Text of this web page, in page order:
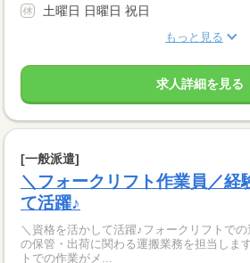
土曜日 日曜日 祝日
もっと見る
求人詳細を見る
[一般派遣]
＼フォークリフト作業員／経
て活躍♪
＼資格を活かして活躍♪フォークリフトで
の保管・出荷に関わる運搬業務を担当します。 リーチフォーク
トでの作業がメ...